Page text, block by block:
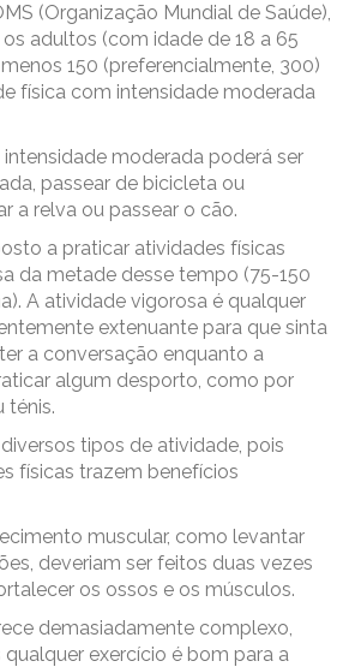
(Organização Mundial de Saúde),
adultos (com idade de 18 a 65
150 (preferencialmente, 300)
física com intensidade moderada
intensidade moderada poderá ser
passear de bicicleta ou
a relva ou passear o cão.
a praticar atividades físicas
da metade desse tempo (75-150
A atividade vigorosa é qualquer
extenuante para que sinta
a conversação enquanto a
algum desporto, como por
ténis.
tipos de atividade, pois
físicas trazem benefícios
muscular, como levantar
deveriam ser feitos duas vezes
os ossos e os músculos.
demasiadamente complexo,
exercício é bom para a